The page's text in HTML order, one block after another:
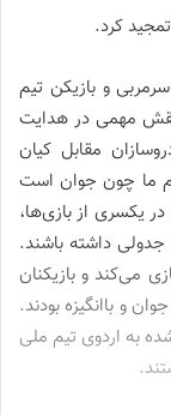
کرد.
و بازیکن تیم
نقش مهمی در هدایت
مقابل کیان
ما چون جوان است
یکسری از بازی‌ها،
جدولی داشته باشند.
می‌کند و بازیکنان
و باانگیزه بودند.
به اردوی تیم ملی